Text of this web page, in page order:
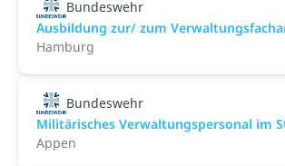
Bundeswehr
Ausbildung zur/ zum
Hamburg
Bundeswehr
Militärisches Verwaltungspersonal im
Appen